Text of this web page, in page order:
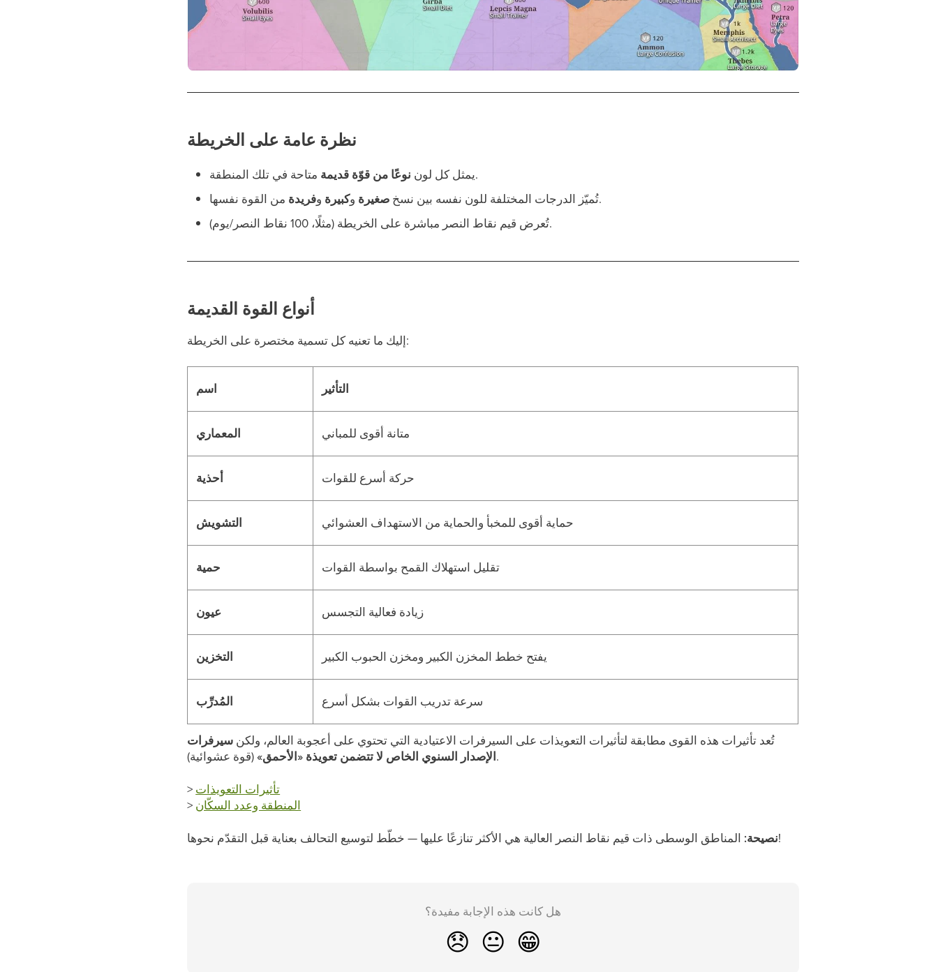
نظرة عامة على الخريطة
يمثل كل لون نوعًا من قوّة قديمة
متاحة في تلك المنطقة.
تُميّز الدرجات المختلفة للون نفسه بين نسخ صغيرة وكبيرة وفريدة
من القوة نفسها.
تُعرض قيم نقاط النصر مباشرة على الخريطة (مثلًا، 100 نقاط النصر/يوم).
أنواع القوة القديمة
إليك ما تعنيه كل تسمية مختصرة على الخريطة:
اسم التأثير
المعماري متانة أقوى للمباني
أحذية حركة أسرع للقوات
التشويش حماية أقوى للمخبأ والحماية من الاستهداف العشوائي
حمية تقليل استهلاك القمح بواسطة القوات
عيون زيادة فعالية التجسس
التخزين يفتح خطط المخزن الكبير ومخزن الحبوب الكبير
المُدرِّب سرعة تدريب القوات بشكل أسرع
تُعد تأثيرات هذه القوى مطابقة لتأثيرات التعويذات على السيرفرات الاعتيادية التي تحتوي على أعجوبة العالم، ولكن سيرفرات
الإصدار السنوي الخاص لا تتضمن تعويذة «الأحمق»(قوة عشوائية).
> تأثيرات التعويذات
> المنطقة وعدد السكّان
نصيحة:المناطق الوسطى ذات قيم نقاط النصر العالية هي الأكثر تنازعًا عليها — خطّط لتوسيع التحالف بعناية قبل التقدّم نحوها!
هل كانت هذه الإجابة مفيدة؟
😞 😐 😁